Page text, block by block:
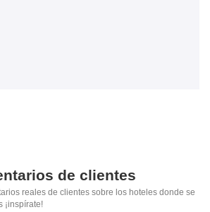
de clientes
reales de clientes sobre los hoteles donde se
¡inspírate!